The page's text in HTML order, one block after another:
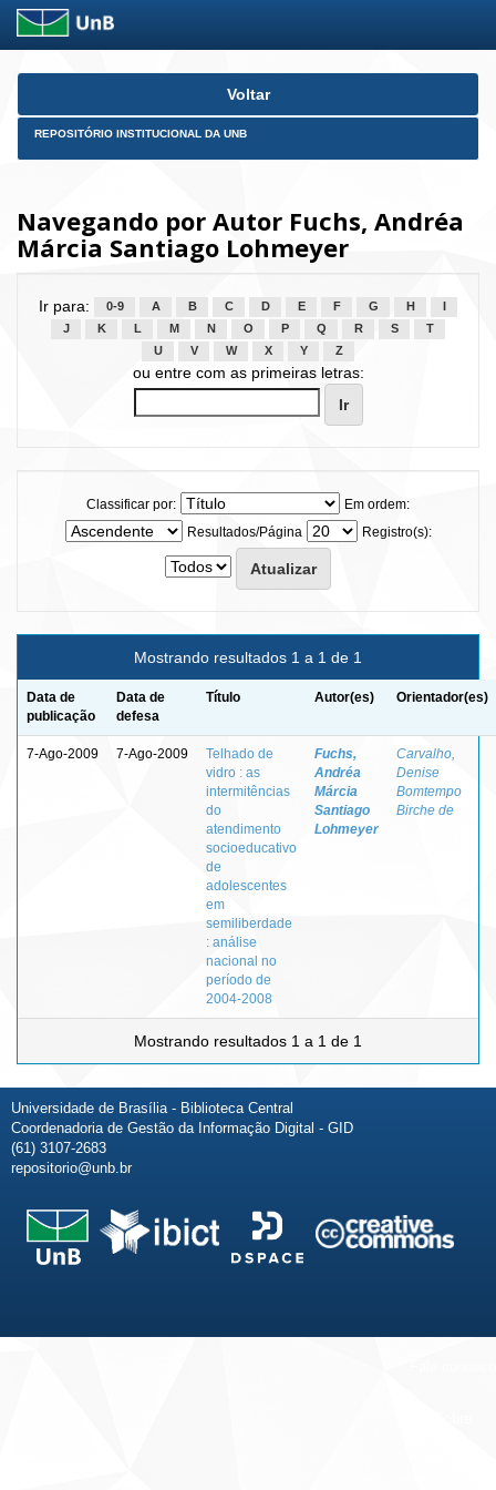
Skip
Voltar
REPOSITÓRIO INSTITUCIONAL DA UNB
Navegando por Autor Fuchs, Andréa
Márcia Santiago Lohmeyer
Ir para: 0-9 A B C D E F G H
J
K L M N O P Q R S
T
U
V W X Y Z
ou entre com as primeiras letras:
Classificar por:
Em ordem:
Resultados/Página
Registro(s):
Mostrando resultados 1 a 1 de 1
Data de
publicação
Data de
defesa
Título Autor(es) Orientador(es)
7-Ago-2009 7-Ago-2009
Telhado de
vidro : as
intermitências
do
atendimento
socioeducativo
de
adolescentes
em
semiliberdade
: análise
nacional no
período de
2004-2008
Fuchs,
Andréa
Márcia
Santiago
Lohmeyer
Carvalho,
Denise
Bomtempo
Birche de
Mostrando resultados 1 a 1 de 1
Universidade de Brasília - Biblioteca Central
Coordenadoria de Gestão da Informação Digital - GID
(61) 3107-2683
repositorio@unb.br